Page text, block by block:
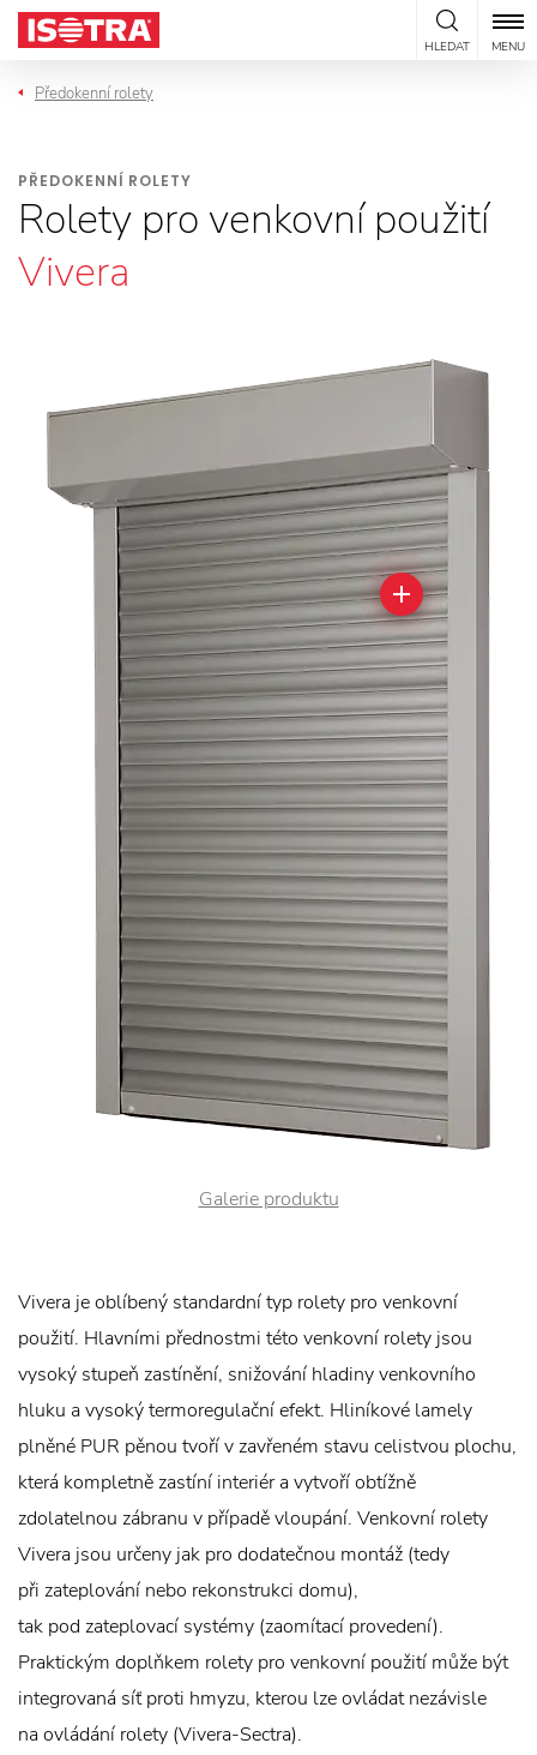
Přeskočit na obsah
HLEDAT MENU
Předokenní rolety
PŘEDOKENNÍ ROLETY
Rolety pro venkovní použití
Vivera
Galerie produktu
Vivera je oblíbený standardní typ rolety pro venkovní
použití. Hlavními přednostmi této venkovní rolety jsou
vysoký stupeň zastínění, snižování hladiny venkovního
hluku a vysoký termoregulační efekt. Hliníkové lamely
plněné PUR pěnou tvoří v zavřeném stavu celistvou plochu,
která kompletně zastíní interiér a vytvoří obtížně
zdolatelnou zábranu v případě vloupání. Venkovní rolety
Vivera jsou určeny jak pro dodatečnou montáž (tedy
při zateplování nebo rekonstrukci domu),
tak pod zateplovací systémy (zaomítací provedení).
Praktickým doplňkem rolety pro venkovní použití může být
integrovaná síť proti hmyzu, kterou lze ovládat nezávisle
na ovládání rolety (Vivera-Sectra).